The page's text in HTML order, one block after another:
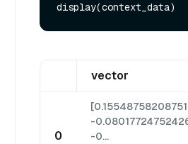
vector
0
-
-0...